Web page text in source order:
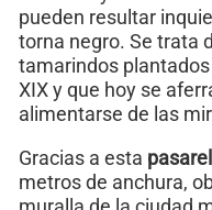
pueden resultar
torna negro. Se trata
tamarindos
XIX y que hoy se
alimentarse de las
Gracias a esta
metros de anchura,